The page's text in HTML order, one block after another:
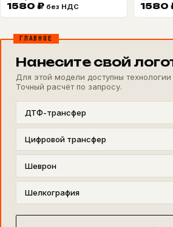
1580 ₽ без НДС 1580
ГЛАВНОЕ
Нанесите свой
Для этой модели доступны технологии
Точный расчёт по запросу.
ДТФ-трансфер
Цифровой трансфер
Шеврон
Шелкография